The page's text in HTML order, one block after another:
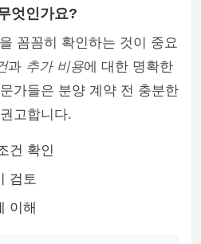
엇인가요?
을 꼼꼼히 확인하는 것이 중요
과 추가 비용에 대한 명확한
가들은 분양 계약 전 충분한
고합니다.
건 확인
검토
이해